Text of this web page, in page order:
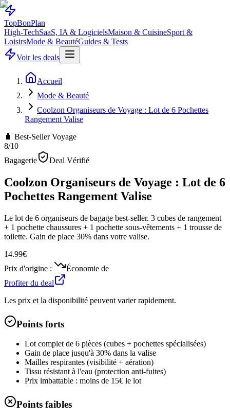
TopBonPlan
High-TechSaaS, IA & LogicielsMaison & CuisineSport &
LoisirsMode & BeautéGuides & Tests
Voir les deals
Accueil
Mode & Beauté
Coolzon Organiseurs de Voyage : Lot de 6 Pochettes
Rangement Valise
🧳 Best-Seller Voyage
8/10
Bagagerie
Deal Vérifié
Coolzon Organiseurs de Voyage : Lot de 6
Pochettes Rangement Valise
Le lot de 6 organiseurs de bagage best-seller. 3 cubes de rangement
+ 1 pochette chaussures + 1 pochette sous-vêtements + 1 trousse de
toilette. Gain de place 30% dans votre valise.
14.99€
Prix d'origine :
Économie de
Profiter du deal
Les prix et la disponibilité peuvent varier rapidement.
Points forts
Lot complet de 6 pièces (cubes + pochettes spécialisées)
Gain de place jusqu'à 30% dans la valise
Mailles respirantes (visibilité + aération)
Tissu résistant à l'eau (protection anti-fuites)
Prix imbattable : moins de 15€ le lot
Points faibles